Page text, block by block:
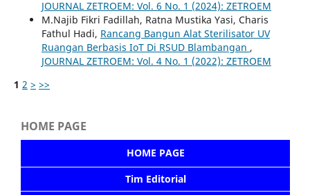
JOURNAL ZETROEM: Vol. 6 No. 1 (2024): ZETROEM
M.Najib Fikri Fadillah, Ratna Mustika Yasi, Charis
Fathul Hadi, Rancang Bangun Alat Sterilisator UV
Ruangan Berbasis IoT Di RSUD Blambangan ,
JOURNAL ZETROEM: Vol. 4 No. 1 (2022): ZETROEM
1 2 > >>
HOME PAGE
HOME PAGE
Tim Editorial